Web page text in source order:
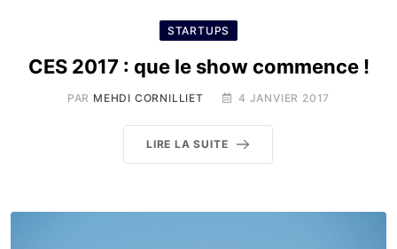
STARTUPS
CES 2017 : que le show commence !
PAR MEHDI CORNILLIET 4 JANVIER 2017
LIRE LA SUITE